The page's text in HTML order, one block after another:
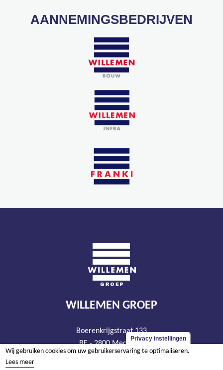
AANNEMINGSBEDRIJVEN
WILLEMEN GROEP
Boerenkrijgstraat 133
BE - 2800 Mechelen
tel +32 15 569 965
Privacy instellingen
Wij gebruiken cookies om uw gebruikerservaring te optimaliseren.
Lees meer